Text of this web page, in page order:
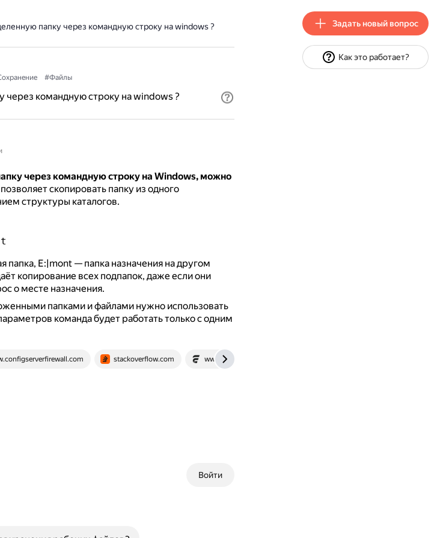
папку через командную строку на windows ?
#Файлы
через командную строку на windows ?
через командную строку на Windows, можно
скопировать папку из одного
структуры каталогов.
E:|mont — папка назначения на другом
копирование всех подпапок, даже если они
о месте назначения.
папками и файлами нужно использовать
команда будет работать только с одним
stackoverflow.com www.easeus.com
Войти
Задать новый вопрос
Как это работает?